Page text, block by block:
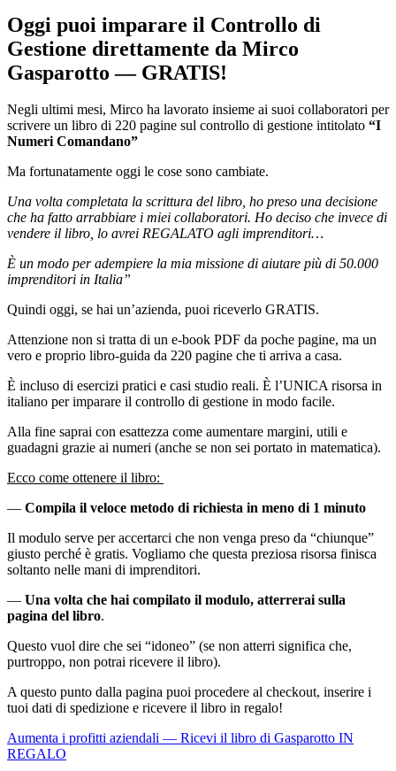
Oggi puoi imparare il Controllo di
Gestione direttamente da Mirco
Gasparotto — GRATIS!
Negli ultimi mesi, Mirco ha lavorato insieme ai suoi collaboratori per
scrivere un libro di 220 pagine sul controllo di gestione intitolato “I
Numeri Comandano”
Ma fortunatamente oggi le cose sono cambiate.
Una volta completata la scrittura del libro, ho preso una decisione
che ha fatto arrabbiare i miei collaboratori. Ho deciso che invece di
vendere il libro, lo avrei REGALATO agli imprenditori…
È un modo per adempiere la mia missione di aiutare più di 50.000
imprenditori in Italia”
Quindi oggi, se hai un’azienda, puoi riceverlo GRATIS.
Attenzione non si tratta di un e-book PDF da poche pagine, ma un
vero e proprio libro-guida da 220 pagine che ti arriva a casa.
È incluso di esercizi pratici e casi studio reali. È l’UNICA risorsa in
italiano per imparare il controllo di gestione in modo facile.
Alla fine saprai con esattezza come aumentare margini, utili e
guadagni grazie ai numeri (anche se non sei portato in matematica).
Ecco come ottenere il libro:
— Compila il veloce metodo di richiesta in meno di 1 minuto
Il modulo serve per accertarci che non venga preso da “chiunque”
giusto perché è gratis. Vogliamo che questa preziosa risorsa finisca
soltanto nelle mani di imprenditori.
— Una volta che hai compilato il modulo, atterrerai sulla
pagina del libro.
Questo vuol dire che sei “idoneo” (se non atterri significa che,
purtroppo, non potrai ricevere il libro).
A questo punto dalla pagina puoi procedere al checkout, inserire i
tuoi dati di spedizione e ricevere il libro in regalo!
Aumenta i profitti aziendali — Ricevi il libro di Gasparotto IN
REGALO